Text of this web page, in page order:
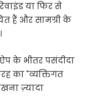
या फिर से
हैं और सामग्री के
के भीतर पसंदीदा
का "व्यक्तिगत
ज़्यादा